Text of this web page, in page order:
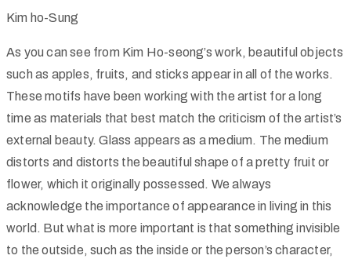
Kim ho-Sung
As you can see from Kim Ho-seong’s work, beautiful objects
such as apples, fruits, and sticks appear in all of the works.
These motifs have been working with the artist for a long
time as materials that best match the criticism of the artist’s
external beauty. Glass appears as a medium. The medium
distorts and distorts the beautiful shape of a pretty fruit or
flower, which it originally possessed. We always
acknowledge the importance of appearance in living in this
world. But what is more important is that something invisible
to the outside, such as the inside or the person’s character,